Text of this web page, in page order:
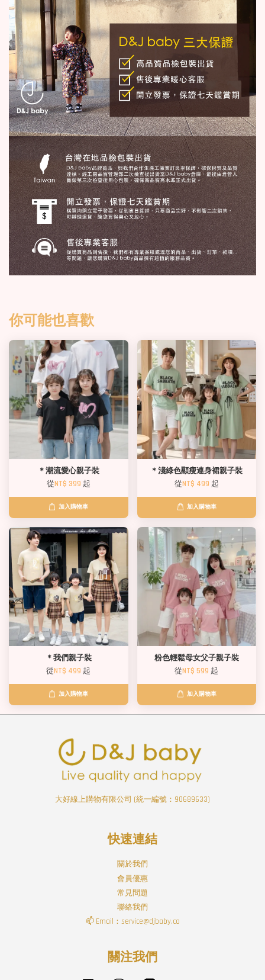
你可能也喜歡
＊潮流愛心親子裝
從NT$ 399 起
加入購物車
＊淺綠色顯瘦連身裙親子裝
從NT$ 499 起
加入購物車
＊我們親子裝
從NT$ 499 起
加入購物車
粉色輕鬆母女父子親子裝
從NT$ 599 起
加入購物車
大好線上購物有限公司 (統一編號：90689633)
快速連結
關於我們
會員優惠
常見問題
聯絡我們
📫 Email：service@djbaby.co
關注我們